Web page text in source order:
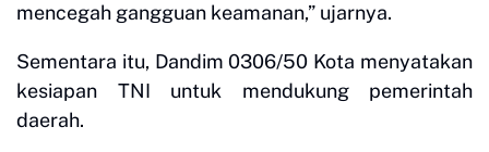
mencegah gangguan keamanan,” ujarnya.
Sementara itu, Dandim 0306/50 Kota menyatakan
kesiapan TNI untuk mendukung pemerintah
daerah.